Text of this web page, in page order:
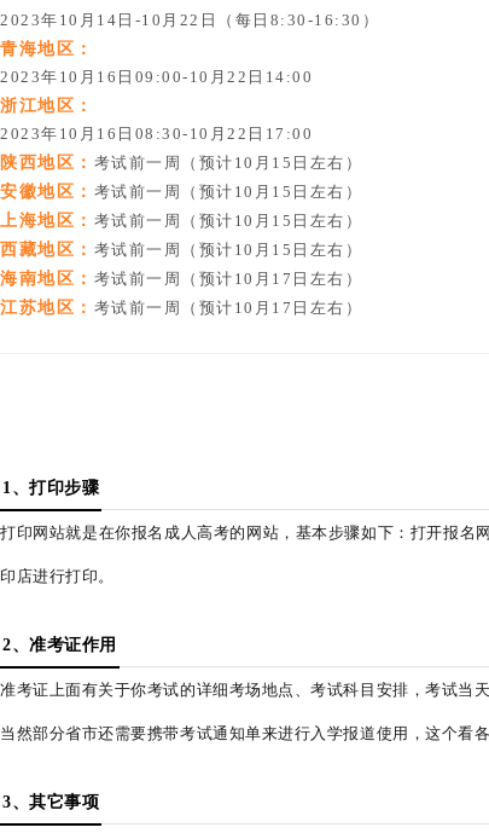
2023年10月14日-10月22日（每日8:30-16:30）
青海地区：
2023年10月16日09:00-10月22日14:00
浙江地区：
2023年10月16日08:30-10月22日17:00
陕西地区： 考试前一周（预计10月15日左右）
安徽地区： 考试前一周（预计10月15日左右）
上海地区： 考试前一周（预计10月15日左右）
西藏地区： 考试前一周（预计10月15日左右）
海南地区： 考试前一周（预计10月17日左右）
江苏地区： 考试前一周（预计10月17日左右）
1、打印步骤
打印网站就是在你报名成人高考的网站，基本步骤如下： 打开报名
印店进行打印。
2、准考证作用
准考证上面有关于你考试的详细考场地点、考试科目安排，考试当
当然部分省市还需要携带考试通知单来进行入学报道使用，这个看
3、其它事项